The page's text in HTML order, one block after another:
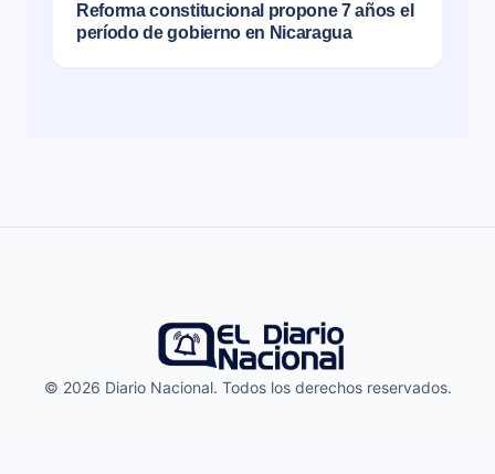
Reforma constitucional propone 7 años el
período de gobierno en Nicaragua
© 2026 Diario Nacional. Todos los derechos reservados.